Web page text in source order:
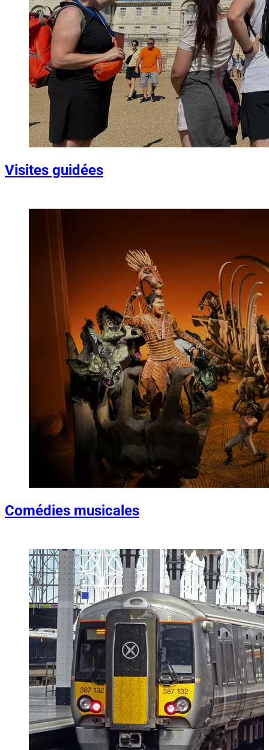
Visites guidées
Comédies musicales